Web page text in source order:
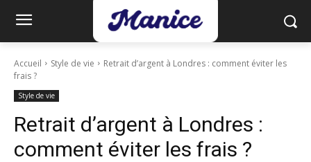
Accueil Style de vie
Retrait d’argent à Londres : comment éviter les
frais ?
Style de vie
Retrait d’argent à Londres :
comment éviter les frais ?